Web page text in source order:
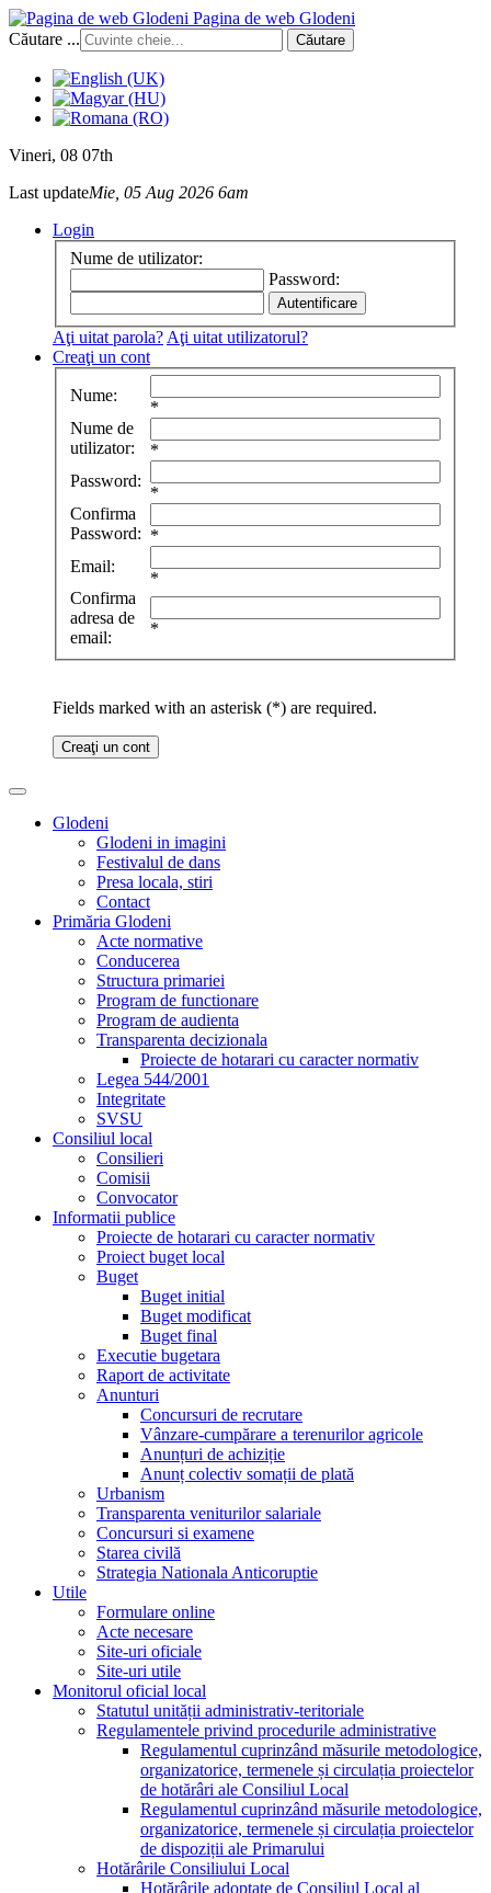
Pagina de web Glodeni
Căutare ...
Căutare
Vineri, 08 07th
Last updateMie, 05 Aug 2026 6am
Login
Nume de utilizator:
Password:
Aţi uitat parola? Aţi uitat utilizatorul?
Creaţi un cont
Nume:
*
Nume de
utilizator:
*
Password:
*
Confirma
Password: *
Email:
*
Confirma
adresa de
email:
*
Fields marked with an asterisk (*) are required.
Creaţi un cont
Glodeni
Glodeni in imagini
Festivalul de dans
Presa locala, stiri
Contact
Primăria Glodeni
Acte normative
Conducerea
Structura primariei
Program de functionare
Program de audienta
Transparenta decizionala
Proiecte de hotarari cu caracter normativ
Legea 544/2001
Integritate
SVSU
Consiliul local
Consilieri
Comisii
Convocator
Informatii publice
Proiecte de hotarari cu caracter normativ
Proiect buget local
Buget
Buget initial
Buget modificat
Buget final
Executie bugetara
Raport de activitate
Anunturi
Concursuri de recrutare
Vânzare-cumpărare a terenurilor agricole
Anunțuri de achiziție
Anunț colectiv somații de plată
Urbanism
Transparenta veniturilor salariale
Concursuri si examene
Starea civilă
Strategia Nationala Anticoruptie
Utile
Formulare online
Acte necesare
Site-uri oficiale
Site-uri utile
Monitorul oficial local
Statutul unității administrativ-teritoriale
Regulamentele privind procedurile administrative
Regulamentul cuprinzând măsurile metodologice,
organizatorice, termenele și circulația proiectelor
de hotărâri ale Consiliul Local
Regulamentul cuprinzând măsurile metodologice,
organizatorice, termenele și circulația proiectelor
de dispoziții ale Primarului
Hotărârile Consiliului Local
Hotărârile adoptate de Consiliul Local al